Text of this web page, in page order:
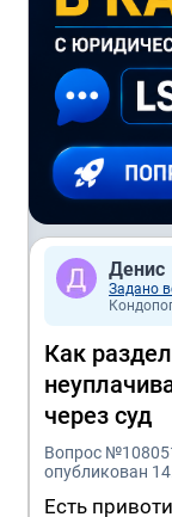
Денис
Задано
Как
через суд
Вопрос
опубликован
Есть